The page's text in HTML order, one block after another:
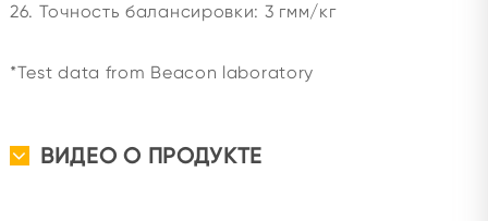
26. Точность балансировки: 3 гмм/кг
*Test data from Beacon laboratory
ВИДЕО О ПРОДУКТЕ